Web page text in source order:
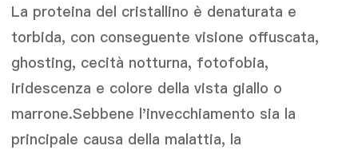
La proteina del cristallino è denaturata e
torbida, con conseguente visione offuscata,
ghosting, cecità notturna, fotofobia,
iridescenza e colore della vista giallo o
marrone.Sebbene l'invecchiamento sia la
principale causa della malattia, la